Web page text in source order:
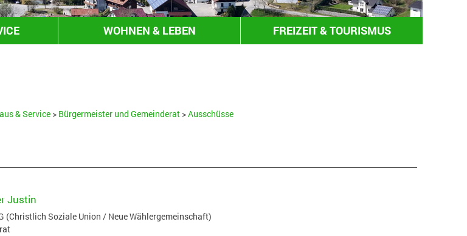
WOHNEN & LEBEN
FREIZEIT & TOURISMUS
& Service> Bürgermeister und Gemeinderat>Ausschüsse
Justin
(Christlich Soziale Union / Neue Wählergemeinschaft)